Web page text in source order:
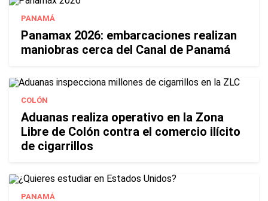
PANAMÁ
Panamax 2026: embarcaciones realizan
maniobras cerca del Canal de Panamá
COLÓN
Aduanas realiza operativo en la Zona
Libre de Colón contra el comercio ilícito
de cigarrillos
PANAMÁ